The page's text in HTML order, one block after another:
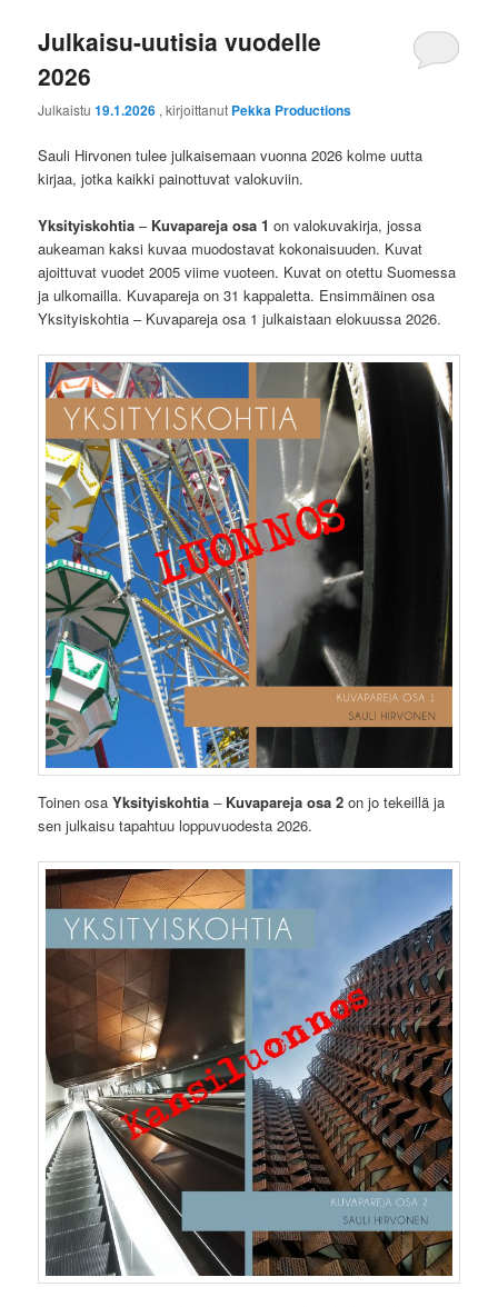
Julkaisu-uutisia vuodelle
2026
Julkaistu19.1.2026 , kirjoittanut Pekka Productions
Sauli Hirvonen tulee julkaisemaan vuonna 2026 kolme uutta
kirjaa, jotka kaikki painottuvat valokuviin.
Yksityiskohtia– Kuvapareja osa 1 on valokuvakirja, jossa
aukeaman kaksi kuvaa muodostavat kokonaisuuden. Kuvat
ajoittuvat vuodet 2005 viime vuoteen. Kuvat on otettu Suomessa
ja ulkomailla. Kuvapareja on 31 kappaletta. Ensimmäinen osa
Yksityiskohtia – Kuvapareja osa 1 julkaistaan elokuussa 2026.
Toinen osaYksityiskohtia– Kuvapareja osa 2 on jo tekeillä ja
sen julkaisu tapahtuu loppuvuodesta 2026.